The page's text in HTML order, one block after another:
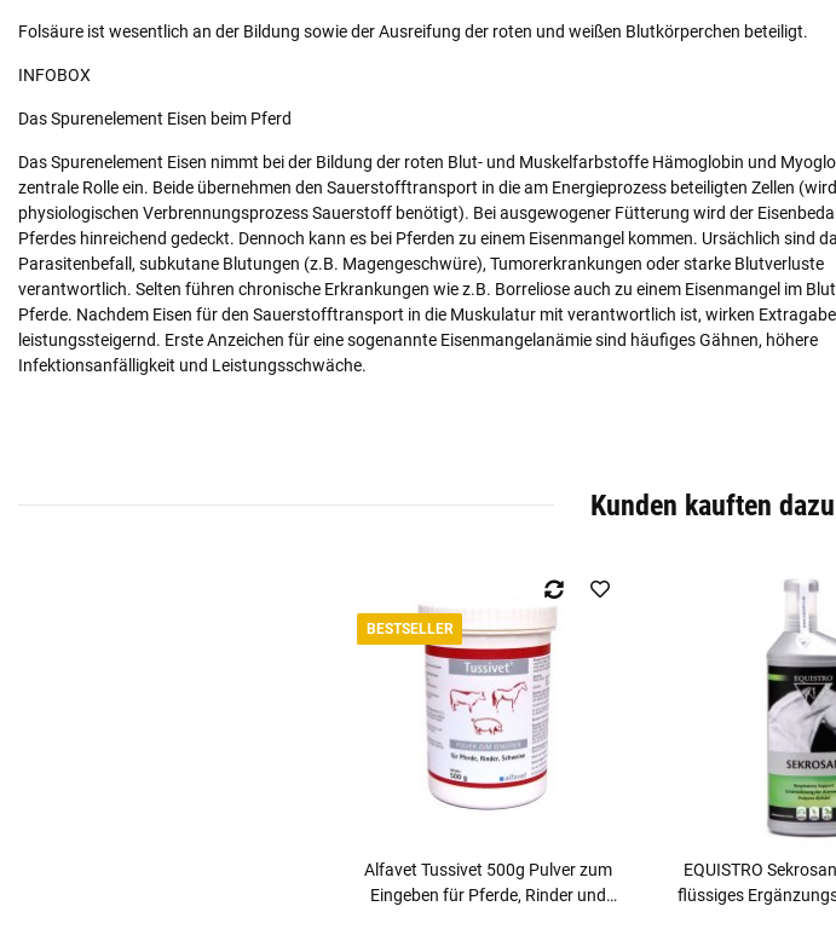
Folsäure ist wesentlich an der Bildung sowie der Ausreifung der roten und weißen Blutkörperchen beteiligt.
INFOBOX
Das Spurenelement Eisen beim Pferd
Das Spurenelement Eisen nimmt bei der Bildung der roten Blut- und Muskelfarbstoffe Hämoglobin und
zentrale Rolle ein. Beide übernehmen den Sauerstofftransport in die am Energieprozess beteiligten Zellen
physiologischen Verbrennungsprozess Sauerstoff benötigt). Bei ausgewogener Fütterung wird der
Pferdes hinreichend gedeckt. Dennoch kann es bei Pferden zu einem Eisenmangel kommen. Ursächlich sind
Parasitenbefall, subkutane Blutungen (z.B. Magengeschwüre), Tumorerkrankungen oder starke Blutverluste
verantwortlich. Selten führen chronische Erkrankungen wie z.B. Borreliose auch zu einem Eisenmangel im
Pferde. Nachdem Eisen für den Sauerstofftransport in die Muskulatur mit verantwortlich ist, wirken
leistungssteigernd. Erste Anzeichen für eine sogenannte Eisenmangelanämie sind häufiges Gähnen, höhere
Infektionsanfälligkeit und Leistungsschwäche.
Kunden kauften
BESTSELLER
Alfavet Tussivet 500g Pulver zum
Eingeben für Pferde, Rinder und
EQUISTRO
flüssiges